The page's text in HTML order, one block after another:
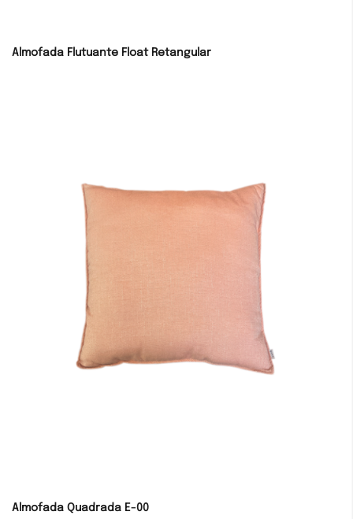
Almofada Flutuante Float Retangular
Almofada Quadrada E-00